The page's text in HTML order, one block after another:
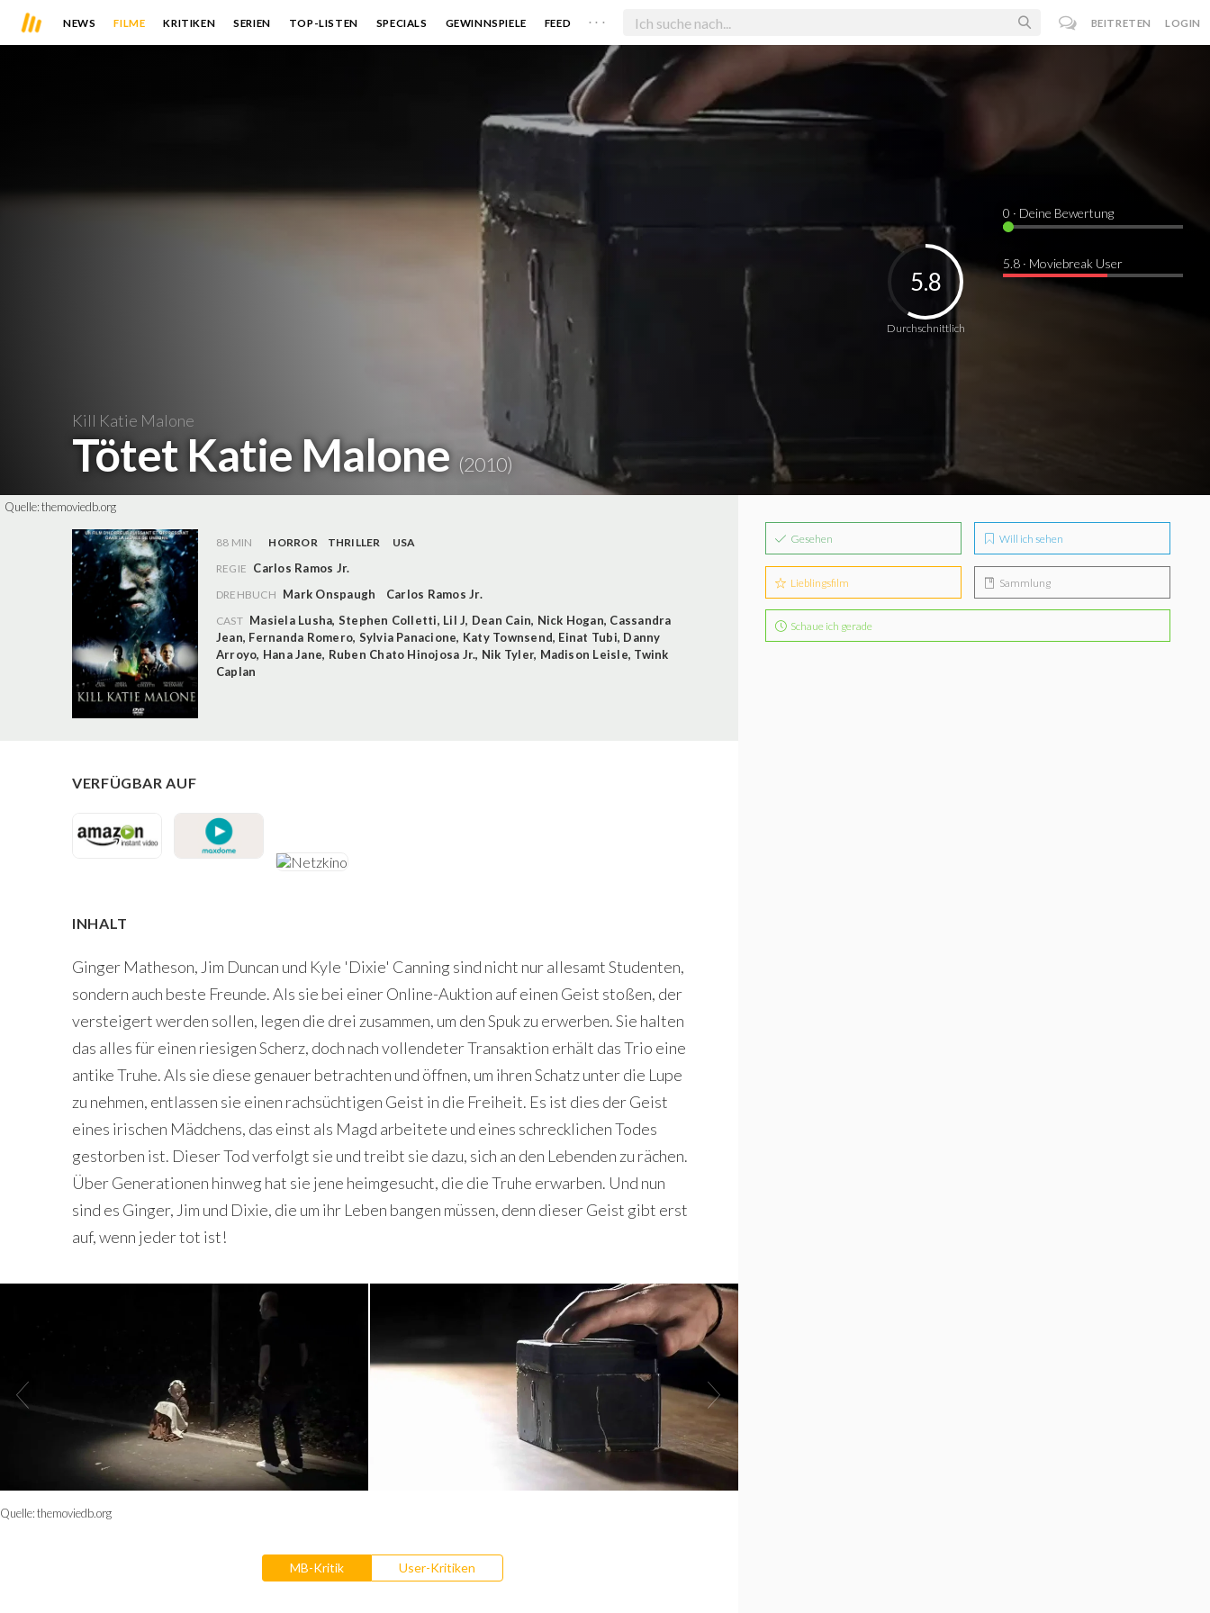
NEWS FILME KRITIKEN SERIEN TOP-LISTEN SPECIALS GEWINNSPIELE FEED . . . BEITRETEN LOGIN
Kill Katie Malone
Tötet Katie Malone (2010)
Durchschnittlich
5.8
0 · Deine Bewertung
5.8 · Moviebreak User
Quelle:themoviedb.org
88 MIN HORROR THRILLER
USA
REGIE Carlos Ramos Jr.
DREHBUCH Mark Onspaugh Carlos Ramos Jr.
CAST Masiela Lusha, Stephen Colletti, Lil J, Dean Cain, Nick Hogan, Cassandra
Jean, Fernanda Romero, Sylvia Panacione, Katy Townsend, Einat Tubi, Danny
Arroyo, Hana Jane, Ruben Chato Hinojosa Jr., Nik Tyler, Madison Leisle, Twink
Caplan
VERFÜGBAR AUF
INHALT
Ginger Matheson, Jim Duncan und Kyle 'Dixie' Canning sind nicht nur allesamt Studenten,
sondern auch beste Freunde. Als sie bei einer Online-Auktion auf einen Geist stoßen, der
versteigert werden sollen, legen die drei zusammen, um den Spuk zu erwerben. Sie halten
das alles für einen riesigen Scherz, doch nach vollendeter Transaktion erhält das Trio eine
antike Truhe. Als sie diese genauer betrachten und öffnen, um ihren Schatz unter die Lupe
zu nehmen, entlassen sie einen rachsüchtigen Geist in die Freiheit. Es ist dies der Geist
eines irischen Mädchens, das einst als Magd arbeitete und eines schrecklichen Todes
gestorben ist. Dieser Tod verfolgt sie und treibt sie dazu, sich an den Lebenden zu rächen.
Über Generationen hinweg hat sie jene heimgesucht, die die Truhe erwarben. Und nun
sind es Ginger, Jim und Dixie, die um ihr Leben bangen müssen, denn dieser Geist gibt erst
auf, wenn jeder tot ist!
Quelle:themoviedb.org
MB-Kritik User-Kritiken
Gesehen Will ich sehen
Lieblingsfilm Sammlung
Schaue ich gerade